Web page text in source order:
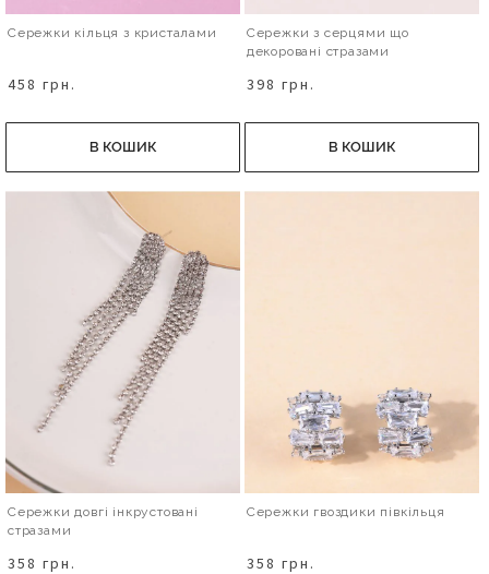
Сережки кільця з кристалами
458 грн.
В КОШИК
Сережки з серцями що
декоровані стразами
398 грн.
В КОШИК
Сережки довгі інкрустовані
стразами
358 грн.
Сережки гвоздики півкільця
358 грн.